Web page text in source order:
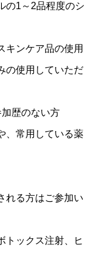
の1～2品程度のシ
キンケア品の使用
の使用していただ
加歴のない方
、常用している薬
れる方はご参加い
トックス注射、ヒ